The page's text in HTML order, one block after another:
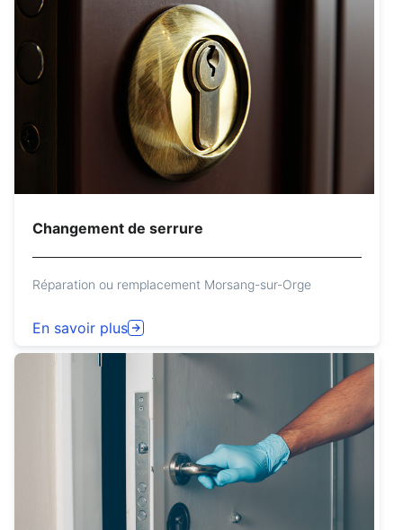
Changement de serrure
Réparation ou remplacement Morsang-sur-Orge
En savoir plus